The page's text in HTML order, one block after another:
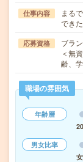
仕事内容
まる
でき
応募資格
ブラ
＜無
齢、
職場の雰囲気
年齢層
男女比率